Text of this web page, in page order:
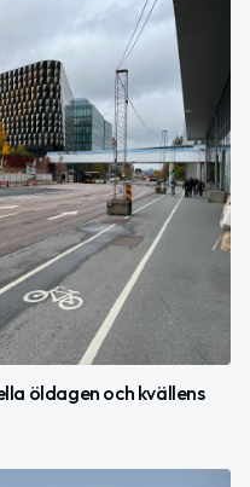
öldagen och kvällens